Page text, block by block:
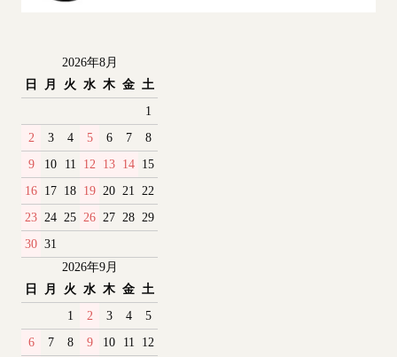
2026年8月
日
月 火 水 木 金 土
1
2
3 4 5 6 7
8
9
10 11 12 13 14 15
16 17 18 19 20 21
22
23 24 25 26 27 28 29
30 31
2026年9月
日
月 火 水 木 金 土
1
2 3 4
5
6
7 8 9 10 11
12